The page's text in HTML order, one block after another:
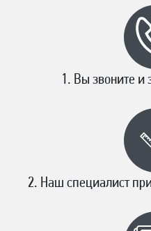
Вы звоните и
Наш специалист